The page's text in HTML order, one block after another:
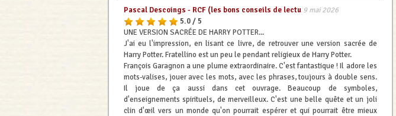
Pascal Descoings - RCF (les bons conseils de lectu 9 mai 2026
5.0 / 5
UNE VERSION SACRÉE DE HARRY POTTER...
J'ai eu l'impression, en lisant ce livre, de retrouver une version sacrée de
Harry Potter. Fratellino est un peu le pendant religieux de Harry Potter.
François Garagnon a une plume extraordinaire. C'est fantastique ! Il adore les
mots-valises, jouer avec les mots, avec les phrases, toujours à double sens.
Il joue de ça aussi dans cet ouvrage. Beaucoup de symboles,
d'enseignements spirituels, de merveilleux. C'est une belle quête et un joli
clin d'œil vers un monde qu'on pourrait espérer et qui pourrait être mieux